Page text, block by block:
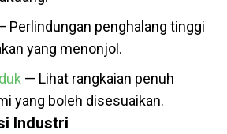
Perlindungan penghalang tinggi
yang menonjol.
— Lihat rangkaian penuh
yang boleh disesuaikan.
Industri